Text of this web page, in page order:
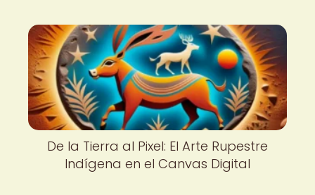
De la Tierra al Pixel: El Arte Rupestre
Indígena en el Canvas Digital